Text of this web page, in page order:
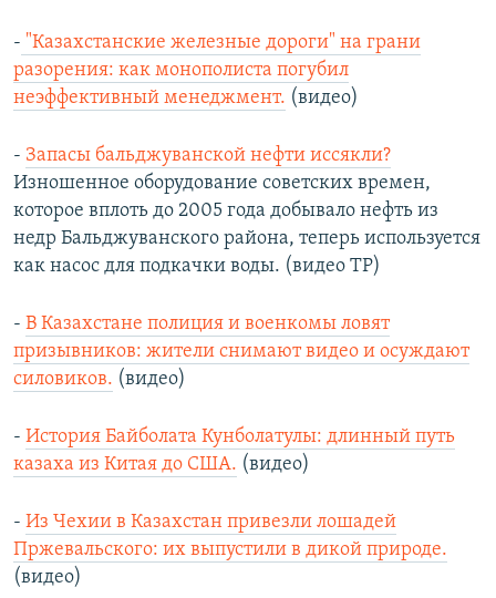
- "Казахстанские железные дороги" на грани
разорения: как монополиста погубил
неэффективный менеджмент. (видео)
- Запасы бальджуванской нефти иссякли?
Изношенное оборудование советских времен,
которое вплоть до 2005 года добывало нефть из
недр Бальджуванского района, теперь используется
как насос для подкачки воды. (видео ТР)
- В Казахстане полиция и военкомы ловят
призывников: жители снимают видео и осуждают
силовиков. (видео)
- История Байболата Кунболатулы: длинный путь
казаха из Китая до США. (видео)
- Из Чехии в Казахстан привезли лошадей
Пржевальского: их выпустили в дикой природе.
(видео)